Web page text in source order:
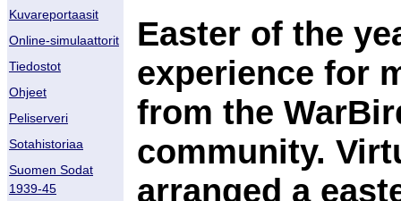
Kuvareportaasit
Online-simulaattorit
Tiedostot
Ohjeet
Peliserveri
Sotahistoriaa
Suomen Sodat
1939-45
Easter of the
experience for
from the
community.
arranged a